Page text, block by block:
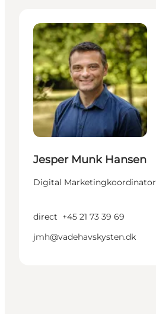
Jesper Munk Hansen
Digital Marketingkoordinator
direct +45 21 73 39 69
jmh@vadehavskysten.dk